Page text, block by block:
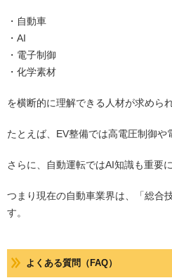
・自動車
・AI
・電子制御
・化学素材
を横断的に理解できる人材が求めら
たとえば、EV整備では高電圧制御や
さらに、自動運転ではAI知識も重要
つまり現在の自動車業界は、「総合
す。
よくある質問（FAQ）